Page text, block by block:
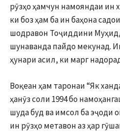
рӯзҳо ҳамчун намояндаи ин
ки боз ҳам ба ин баҳона
шодравон Тоҷиддини
шунаванда пайдо мекунад.
ҳунари асил, ки марг
Воқеан ҳам таронаи “Як
ҳанӯз соли 1994 бо
шуда буд ва имсол ба эҷоди
ин рӯзҳо метавон аз ҳар